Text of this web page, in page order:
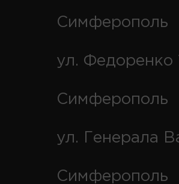
Симферополь
ул. Федоренко
Симферополь
ул. Генерала
Симферополь